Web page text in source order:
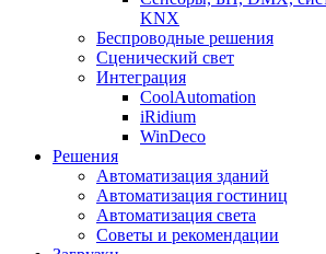
KNX
Беспроводные решения
Сценический свет
Интеграция
CoolAutomation
iRidium
WinDeco
Решения
Автоматизация зданий
Автоматизация гостиниц
Автоматизация света
Советы и рекомендации